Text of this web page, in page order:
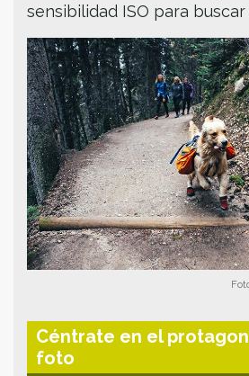
sensibilidad ISO para
Céntrate en el
foto